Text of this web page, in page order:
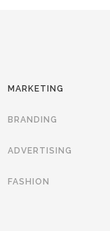
MARKETING
BRANDING
ADVERTISING
FASHION